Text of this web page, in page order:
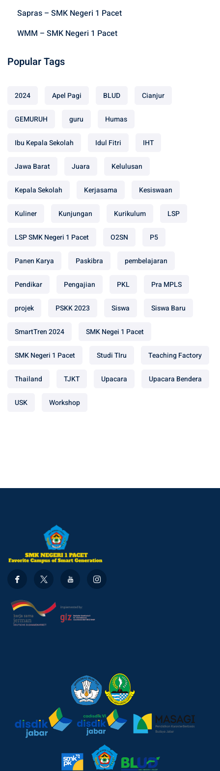
Sapras – SMK Negeri 1 Pacet
WMM – SMK Negeri 1 Pacet
Popular Tags
2024 Apel Pagi BLUD Cianjur
GEMURUH guru Humas
Ibu Kepala Sekolah Idul Fitri IHT
Jawa Barat Juara Kelulusan
Kepala Sekolah Kerjasama Kesiswaan
Kuliner Kunjungan Kurikulum LSP
LSP SMK Negeri 1 Pacet O2SN P5
Panen Karya Paskibra pembelajaran
Pendikar Pengajian PKL Pra MPLS
projek PSKK 2023 Siswa Siswa Baru
SmartTren 2024 SMK Negei 1 Pacet
SMK Negeri 1 Pacet Studi TIru Teaching Factory
Thailand TJKT Upacara Upacara Bendera
USK Workshop